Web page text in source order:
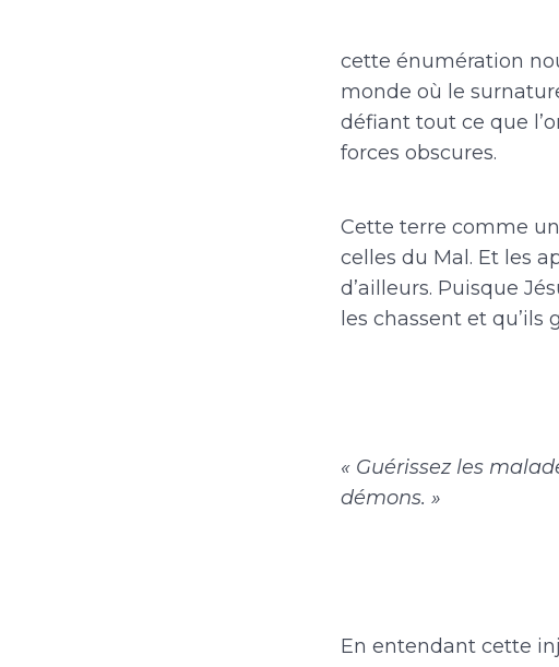
cette énumération
monde où le
défiant tout ce que
forces obscures.
Cette terre comme
celles du Mal. Et les
d’ailleurs. Puisque
les chassent et
« Guérissez les
démons. »
En entendant cette